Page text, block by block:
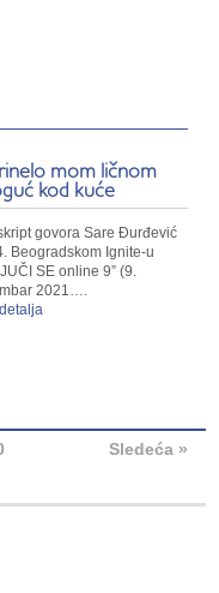
mom ličnom
kod kuće
govora Sare Đurđević
Beogradskom Ignite-u
SE online 9” (9.
2021….
Sledeća »